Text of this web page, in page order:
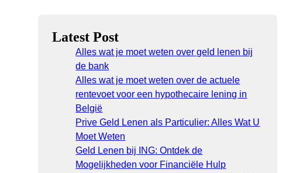
Latest Post
Alles wat je moet weten over geld lenen bij
de bank
Alles wat je moet weten over de actuele
rentevoet voor een hypothecaire lening in
België
Prive Geld Lenen als Particulier: Alles Wat U
Moet Weten
Geld Lenen bij ING: Ontdek de
Mogelijkheden voor Financiële Hulp